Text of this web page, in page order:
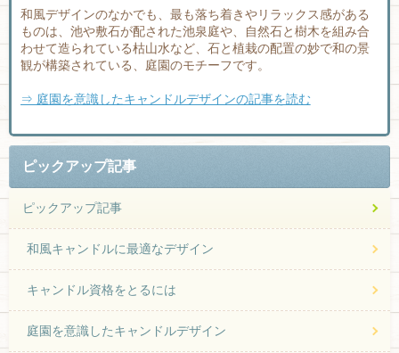
和風デザインのなかでも、最も落ち着きやリラックス感がある
ものは、池や敷石が配された池泉庭や、自然石と樹木を組み合
わせて造られている枯山水など、石と植栽の配置の妙で和の景
観が構築されている、庭園のモチーフです。
⇒ 庭園を意識したキャンドルデザインの記事を読む
ピックアップ記事
ピックアップ記事
和風キャンドルに最適なデザイン
キャンドル資格をとるには
庭園を意識したキャンドルデザイン